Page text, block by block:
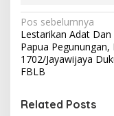
N
a
v
i
g
Pos sebelumnya
Lestarikan Adat Dan
Papua Pegunungan,
1702/Jayawijaya
FBLB
Related Posts